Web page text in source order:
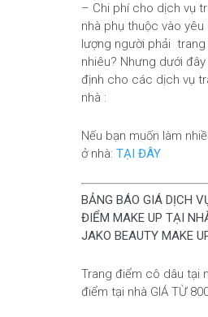
– Chi phí cho dịch vụ
nhà phụ thuộc vào yêu
lượng người phải
nhiêu? Nhưng dưới
định cho các dịch vụ
nhà :
Nếu bạn muốn làm
ở nhà: TẠI ĐÂY
BẢNG BÁO GIÁ DỊCH
ĐIỂM MAKE UP TẠI
JAKO BEAUTY MAKE
Trang điểm cô dâu tại
điểm tại nhà GIÁ TỪ